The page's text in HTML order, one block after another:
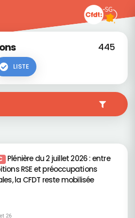
445
LISTE
Plénière du 2 juillet 2026 : entre
RSE et préoccupations
la CFDT reste mobilisée
26